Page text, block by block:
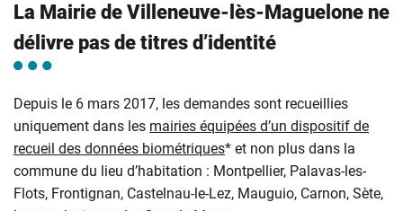
La Mairie de Villeneuve-lès-Maguelone ne
délivre pas de titres d’identité
Depuis le 6 mars 2017, les demandes sont recueillies
uniquement dans les mairies équipées d’un dispositif de
recueil des données biométriques* et non plus dans la
commune du lieu d’habitation : Montpellier, Palavas-les-
Flots, Frontignan, Castelnau-le-Lez, Mauguio, Carnon, Sète,